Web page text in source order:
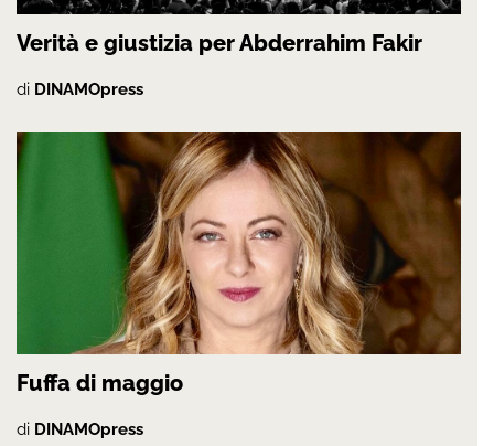
Verità e giustizia per Abderrahim Fakir
di DINAMOpress
Fuffa di maggio
di DINAMOpress